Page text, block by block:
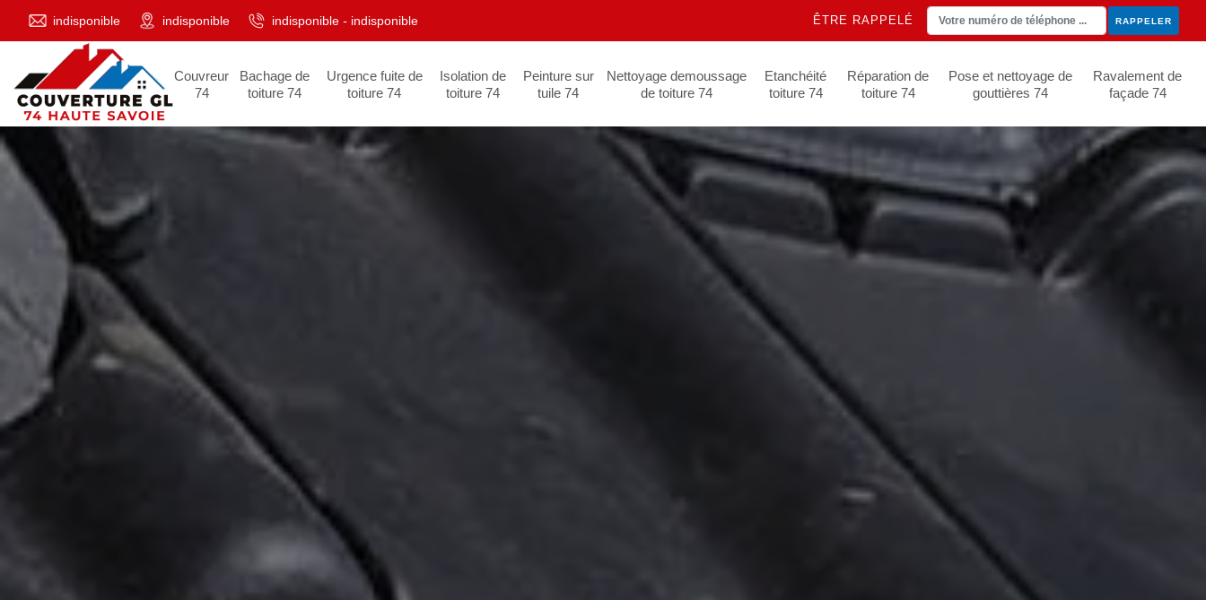
indisponible indisponible indisponible - indisponible ÊTRE RAPPELÉ
Couvreur
74
Bachage de
toiture 74
Urgence fuite de
toiture 74
Isolation de
toiture 74
Peinture sur
tuile 74
Nettoyage demoussage
de toiture 74
Etanchéité
toiture 74
Réparation de
toiture 74
Pose et nettoyage de
gouttières 74
Ravalement de
façade 74